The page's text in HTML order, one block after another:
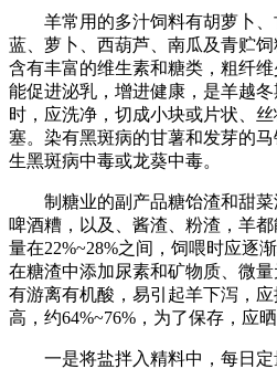
羊常用的多汁饲料有胡萝卜、
蓝、萝卜、西葫芦、南瓜及青贮
含有丰富的维生素和糖类，粗纤
能促进泌乳，增进健康，是羊越
时，应洗净，切成小块或片状、
塞。染有黑斑病的甘薯和发芽的
生黑斑病中毒或龙葵中毒。
制糖业的副产品糖饴渣和甜菜
啤酒糟，以及、酱渣、粉渣，羊
量在22%~28%之间，饲喂时应逐
在糖渣中添加尿素和矿物质、微
有游离有机酸，易引起羊下泻，
高，约64%~76%，为了保存，应晒
一是将盐拌入精料中，每日定